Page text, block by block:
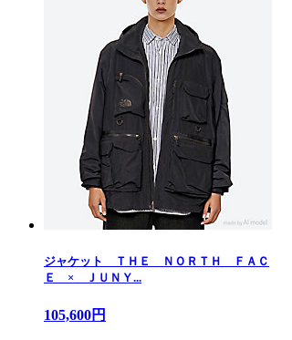
ジャケット ＴＨＥ ＮＯＲＴＨ ＦＡＣ
Ｅ × ＪＵＮＹ...
105,600円